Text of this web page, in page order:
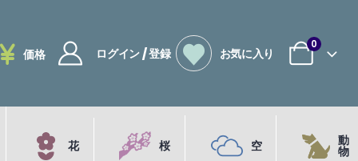
価格 ログイン / 登録 お気に入り
0
花 桜 空 動
物